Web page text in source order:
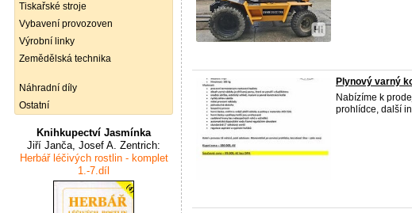
Tiskařské stroje
Vybavení provozoven
Výrobní linky
Zemědělská technika
Náhradní díly
Ostatní
Knihkupectví Jasmínka
Jiří Janča, Josef A. Zentrich:
Herbář léčivých rostlin - komplet
1.-7.díl
Plynový varný
Nabízíme k
prohlídce, další